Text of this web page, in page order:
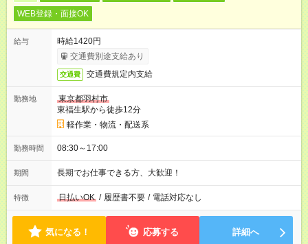
WEB登録・面接OK
給与
時給1420円
交通費別途支給あり
交通費 交通費規定内支給
勤務地
東京都羽村市
東福生駅から徒歩12分
軽作業・物流・配送系
勤務時間 08:30～17:00
期間 長期でお仕事できる方、大歓迎！
特徴 日払いOK / 履歴書不要 / 電話対応なし
気になる！ 応募する 詳細へ